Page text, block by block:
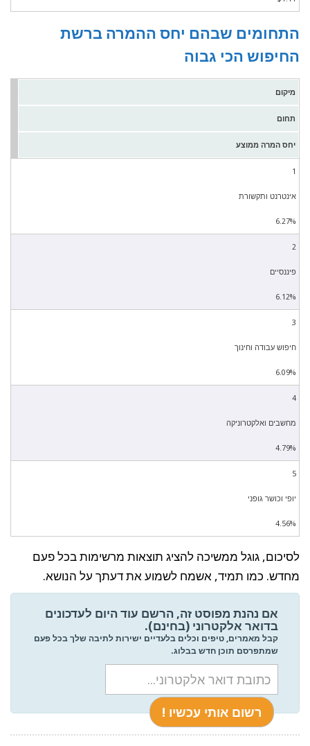
התחומים שבהם יחס ההמרה ברשת
החיפוש הכי גבוה
מיקום
תחום
יחס המרה ממוצע
1
אינטרנט ותקשורת
6.27%
2
פיננסיים
6.12%
3
חיפוש עבודה וחינוך
6.09%
4
מחשבים ואלקטרוניקה
4.79%
5
יופי וכושר גופני
4.56%
לסיכום, גוגל ממשיכה להציג תוצאות מרשימות בכל פעם
מחדש. כמו תמיד, אשמח לשמוע את דעתך על הנושא.
אם נהנת מפוסט זה, הרשם עוד היום לעדכונים
בדואר אלקטרוני (בחינם).
קבל מאמרים, טיפים וכלים בלעדיים ישירות לתיבה שלך בכל פעם
שמתפרסם תוכן חדש בבלוג.